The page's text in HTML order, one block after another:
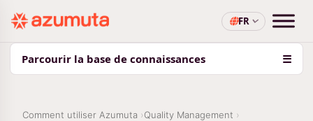
FR
Parcourir la base de connaissances ☰
Comment utiliser Azumuta
Quality Management